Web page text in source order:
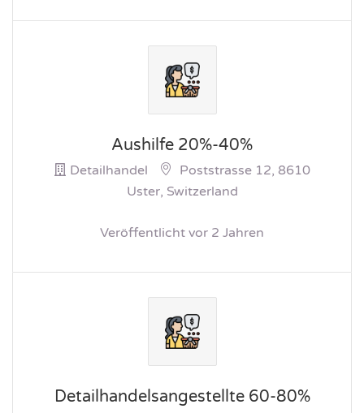
Aushilfe 20%-40%
Detailhandel
Poststrasse 12, 8610
Uster, Switzerland
Veröffentlicht vor 2 Jahren
Detailhandelsangestellte 60-80%